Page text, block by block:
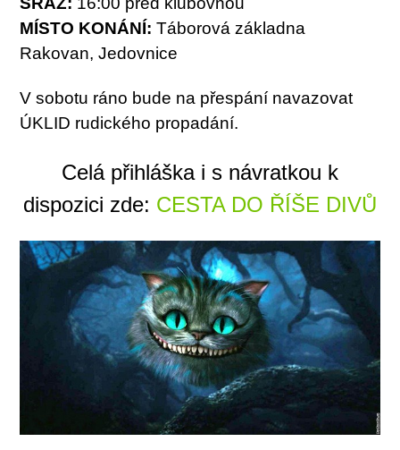
MÍSTO KONÁNÍ: Táborová základna
Rakovan, Jedovnice
V sobotu ráno bude na přespání navazovat
ÚKLID rudického propadání.
Celá přihláška i s návratkou k
dispozici zde: CESTA DO ŘÍŠE DIVŮ